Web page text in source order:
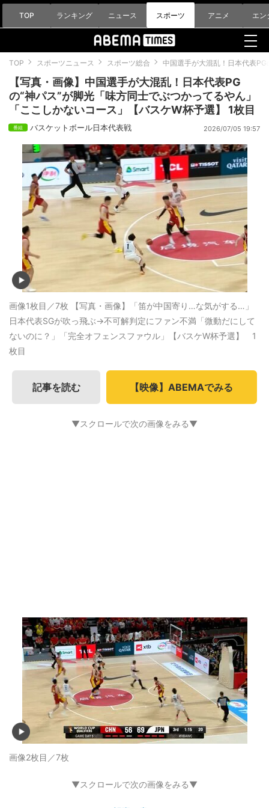
TOP ランキング ニュース スポーツ アニメ エン
TOP スポーツニュース スポーツ総合 中国選手が大混乱！日本代表
【写真・画像】中国選手が大混乱！日本代表PG
の“神パス”が脚光「味方同士でぶつかってるやん」
「ここしかないコース」【バスケW杯予選】 1枚目
バスケットボール日本代表戦 2026/07/05 19:57
画像1枚目／7枚 【写真・画像】「笛が中国寄り…な気がする…」
日本代表SGが吹っ飛ぶ→不可解判定にファン不満「微動だにして
ないのに？」「完全オフェンスファウル」【バスケW杯予選】 1
枚目
記事を読む 【映像】ABEMAでみる
▼スクロールで次の画像をみる▼
画像2枚目／7枚
▼スクロールで次の画像をみる▼